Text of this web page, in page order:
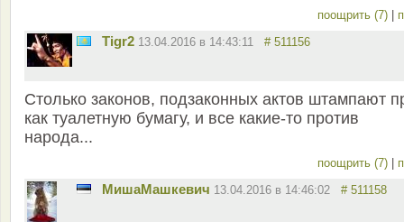
поощрить (7)
Tigr2 13.04.2016 в 14:43:11 # 511156
Столько законов, подзаконных актов штампают
как туалетную бумагу, и все какие-то против
народа...
поощрить (7)
MишаМашкевич 13.04.2016 в 14:46:02 # 511158